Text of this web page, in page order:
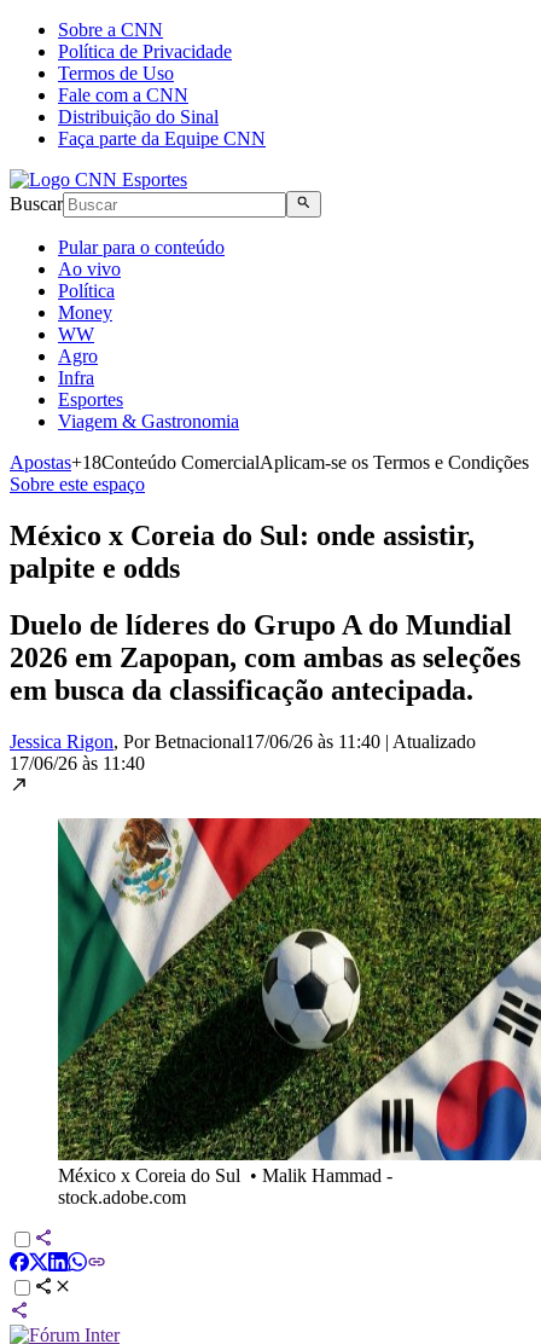
Sobre a CNN
Política de Privacidade
Termos de Uso
Fale com a CNN
Distribuição do Sinal
Faça parte da Equipe CNN
Buscar
Pular para o conteúdo
Ao vivo
Política
Money
WW
Agro
Infra
Esportes
Viagem & Gastronomia
Apostas+18Conteúdo ComercialAplicam-se os Termos e Condições
Sobre este espaço
México x Coreia do Sul: onde assistir,
palpite e odds
Duelo de líderes do Grupo A do Mundial
2026 em Zapopan, com ambas as seleções
em busca da classificação antecipada.
Jessica Rigon, Por Betnacional17/06/26 às 11:40 | Atualizado
17/06/26 às 11:40
México x Coreia do Sul • Malik Hammad -
stock.adobe.com